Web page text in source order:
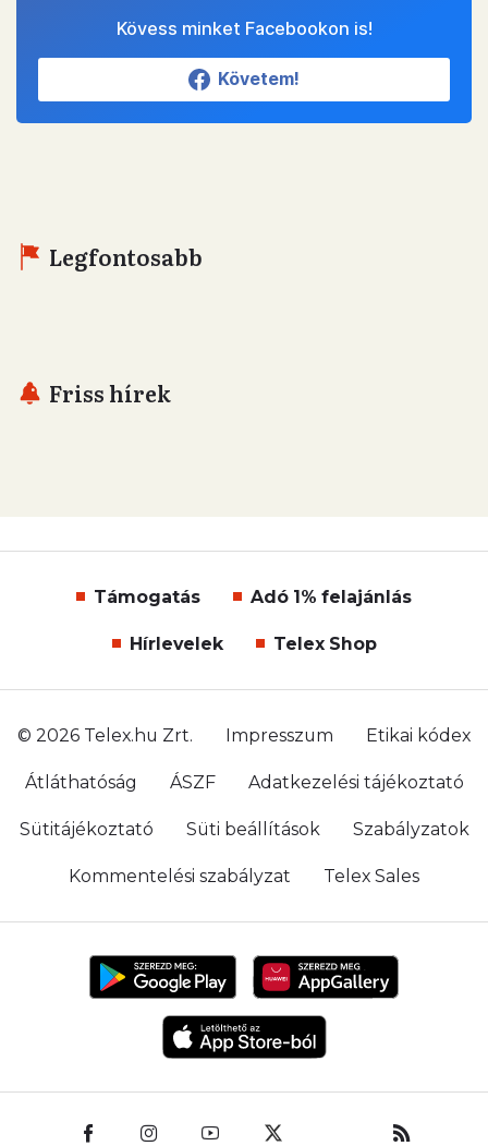
Kövess minket Facebookon is!
Követem!
Legfontosabb
Friss hírek
Támogatás Adó 1% felajánlás
Hírlevelek Telex Shop
© 2026 Telex.hu Zrt. Impresszum Etikai kódex
Átláthatóság ÁSZF Adatkezelési tájékoztató
Sütitájékoztató Süti beállítások Szabályzatok
Kommentelési szabályzat Telex Sales